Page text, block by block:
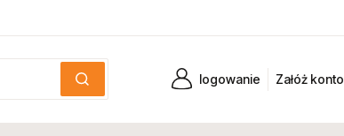
Załóż konto
logowanie